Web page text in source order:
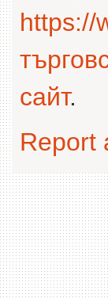
https://
сайт.
Report